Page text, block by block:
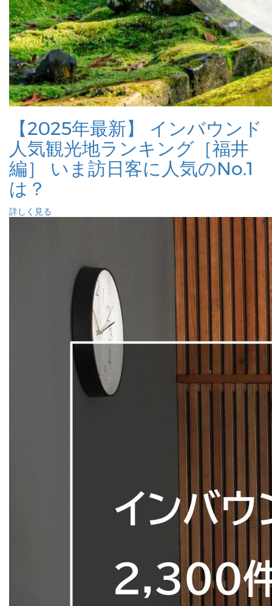
【2025年最新】 インバウンド
人気観光地ランキング［福井
編］ いま訪日客に人気のNo.1
は？
詳しく見る